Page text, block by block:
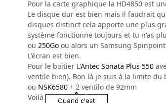
Pour la carte graphique la HD4850 est
Le disque dur est bien mais il faudrait
disques distinct cela apporte une plus
système fonctionne toujours et tu n'as
ou 250Go ou alors un Samsung Spinpoint
L'écran est bien.
Pour le boitier L'Antec Sonata Plus 550
ventile bien). Bon là je suis à la limite
ou NSK6580 + 2 ventilo de 92mm
Voilà